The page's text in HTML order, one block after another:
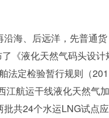
海、后远洋，先普通货
《液化天然气码头设计
法定检验暂行规则（201
江航运干线液化天然气
共24个水运LNG试点